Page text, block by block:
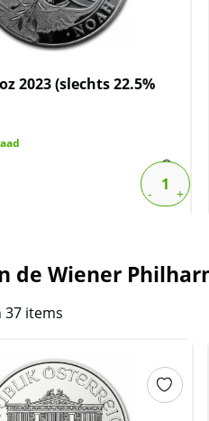
2023 (slechts 22.5%
de Wiener
37 items